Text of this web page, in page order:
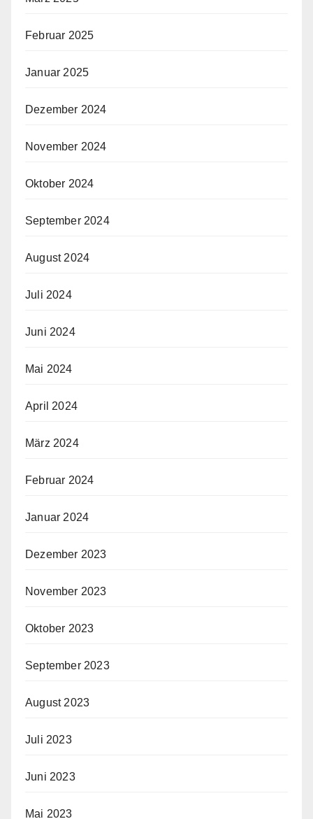
Februar 2025
Januar 2025
Dezember 2024
November 2024
Oktober 2024
September 2024
August 2024
Juli 2024
Juni 2024
Mai 2024
April 2024
März 2024
Februar 2024
Januar 2024
Dezember 2023
November 2023
Oktober 2023
September 2023
August 2023
Juli 2023
Juni 2023
Mai 2023